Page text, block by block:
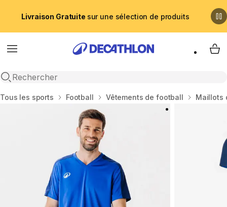
Livraison Gratuite sur une sélection de produits
Menu
Recherche ouverte
My
Accueil
Tous les sports Football Vêtements de football Maillots